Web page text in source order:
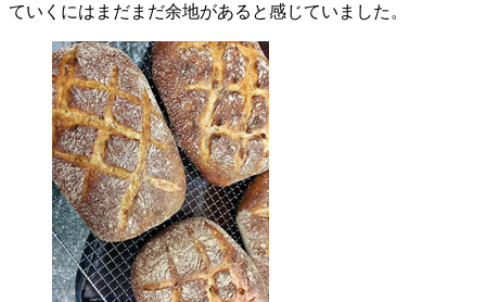
ていくにはまだまだ余地があると感じていました。